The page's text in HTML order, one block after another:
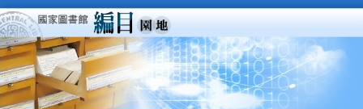
移至主內容